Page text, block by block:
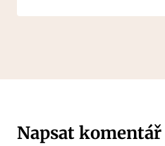
Napsat komentář